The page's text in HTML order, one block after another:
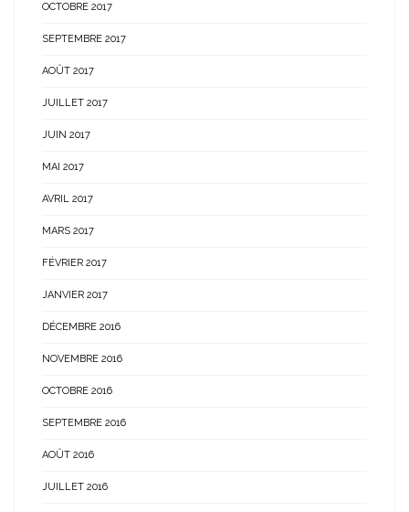
OCTOBRE 2017
SEPTEMBRE 2017
AOÛT 2017
JUILLET 2017
JUIN 2017
MAI 2017
AVRIL 2017
MARS 2017
FÉVRIER 2017
JANVIER 2017
DÉCEMBRE 2016
NOVEMBRE 2016
OCTOBRE 2016
SEPTEMBRE 2016
AOÛT 2016
JUILLET 2016